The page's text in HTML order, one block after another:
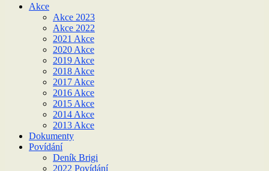
Akce
Akce 2023
Akce 2022
2021 Akce
2020 Akce
2019 Akce
2018 Akce
2017 Akce
2016 Akce
2015 Akce
2014 Akce
2013 Akce
Dokumenty
Povídání
Deník Brigi
2022 Povídání